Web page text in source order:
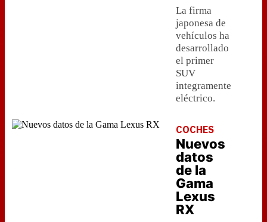
La firma
japonesa de
vehículos ha
desarrollado
el primer
SUV
integramente
eléctrico.
COCHES
Nuevos
datos
de la
Gama
Lexus
RX